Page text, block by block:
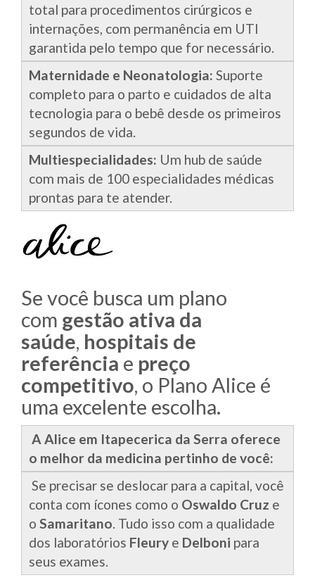
total para procedimentos cirúrgicos e
internações, com permanência em UTI
garantida pelo tempo que for necessário.
Maternidade e Neonatologia: Suporte
completo para o parto e cuidados de alta
tecnologia para o bebê desde os primeiros
segundos de vida.
Multiespecialidades: Um hub de saúde
com mais de 100 especialidades médicas
prontas para te atender.
Se você busca um plano
com gestão ativa da
saúde, hospitais de
referência e preço
competitivo, o Plano Alice é
uma excelente escolha.
A Alice em Itapecerica da Serra oferece
o melhor da medicina pertinho de você:
Se precisar se deslocar para a capital, você
conta com ícones como o Oswaldo Cruz e
o Samaritano. Tudo isso com a qualidade
dos laboratórios Fleury e Delboni para
seus exames.